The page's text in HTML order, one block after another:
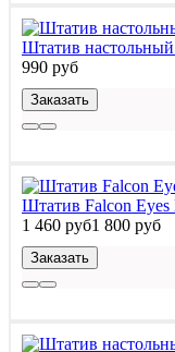
Штатив
990 руб
Заказать
Штатив Falcon Eyes
1 460 руб1 800 руб
Заказать